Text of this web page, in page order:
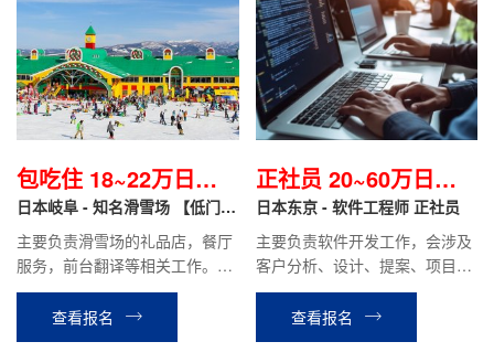
包吃住 18~22万日元/
月
日本岐阜 - 知名滑雪场 【低门槛
主要负责滑雪场的礼品店，餐厅
服务，前台翻译等相关工作。滑
雪场工作结束后可直接安排立山
温泉酒店或其他酒店工作。
查看报名
正社员 20~60万日元/
月
日本东京 - 软件工程师 正社员
主要负责软件开发工作，会涉及
客户分析、设计、提案、项目管
理等工作。
查看报名